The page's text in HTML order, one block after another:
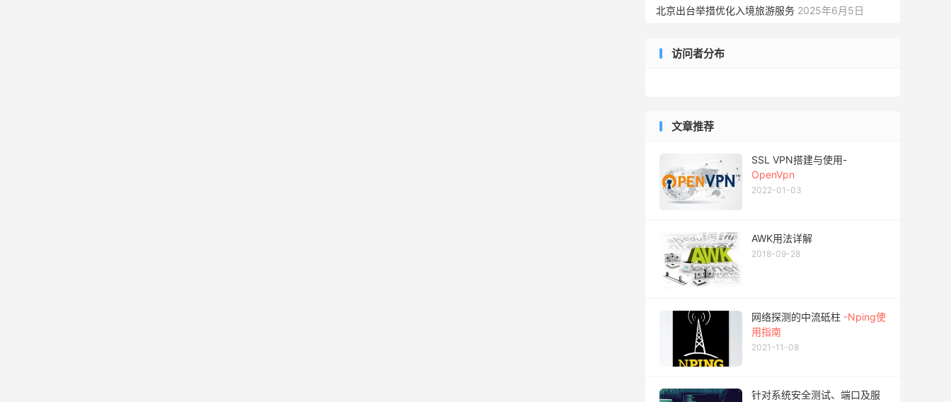
北京出台举措优化入境旅游服务 2025年6月5日
访问者分布
文章推荐
SSL VPN搭建与使用-
OpenVpn
2022-01-03
AWK用法详解
2018-09-28
网络探测的中流砥柱 -Nping使
用指南
2021-11-08
针对系统安全测试、端口及服